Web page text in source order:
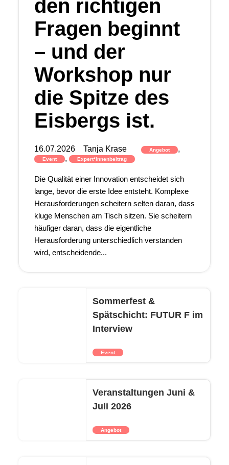
den richtigen
Fragen beginnt
– und der
Workshop nur
die Spitze des
Eisbergs ist.
16.07.2026 Tanja Krase Angebot ,
Event , Expert*innenbeitrag
Die Qualität einer Innovation entscheidet sich
lange, bevor die erste Idee entsteht. Komplexe
Herausforderungen scheitern selten daran, dass
kluge Menschen am Tisch sitzen. Sie scheitern
häufiger daran, dass die eigentliche
Herausforderung unterschiedlich verstanden
wird, entscheidende...
Sommerfest &
Spätschicht: FUTUR F im
Interview
Event
Veranstaltungen Juni &
Juli 2026
Angebot